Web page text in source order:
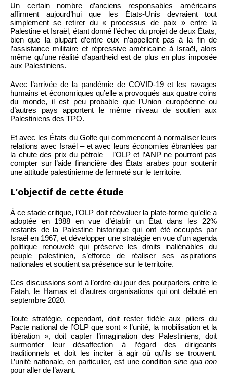
Un certain nombre d’anciens responsables américains
affirment aujourd’hui que les États-Unis devraient tout
simplement se retirer du « processus de paix » entre la
Palestine et Israël, étant donné l’échec du projet de deux États,
bien que la plupart d’entre eux n’appellent pas à la fin de
l’assistance militaire et répressive américaine à Israël, alors
même qu’une réalité d’apartheid est de plus en plus imposée
aux Palestiniens.
Avec l’arrivée de la pandémie de COVID-19 et les ravages
humains et économiques qu’elle a provoqués aux quatre coins
du monde, il est peu probable que l’Union européenne ou
d’autres pays apportent le même niveau de soutien aux
Palestiniens des TPO.
Et avec les États du Golfe qui commencent à normaliser leurs
relations avec Israël – et avec leurs économies ébranlées par
la chute des prix du pétrole – l’OLP et l’ANP ne pourront pas
compter sur l’aide financière des États arabes pour soutenir
une attitude palestinienne de fermeté sur le territoire.
L’objectif de cette étude
À ce stade critique, l’OLP doit réévaluer la plate-forme qu’elle a
adoptée en 1988 en vue d’établir un État dans les 22%
restants de la Palestine historique qui ont été occupés par
Israël en 1967, et développer une stratégie en vue d’un agenda
politique renouvelé qui préserve les droits inaliénables du
peuple palestinien, s’efforce de réaliser ses aspirations
nationales et soutient sa présence sur le territoire.
Ces discussions sont à l’ordre du jour des pourparlers entre le
Fatah, le Hamas et d’autres organisations qui ont débuté en
septembre 2020.
Toute stratégie, cependant, doit rester fidèle aux piliers du
Pacte national de l’OLP que sont « l’unité, la mobilisation et la
libération », doit capter l’imagination des Palestiniens, doit
surmonter leur désaffection à l’égard des dirigeants
traditionnels et doit les inciter à agir où qu’ils se trouvent.
L’unité nationale, en particulier, est une condition sine qua non
pour aller de l’avant.